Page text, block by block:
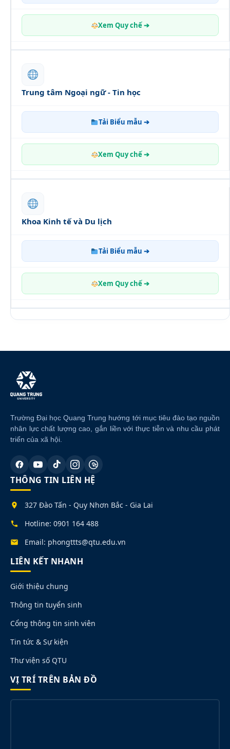
Xem Quy chế ➔
Trung tâm Ngoại ngữ - Tin học
Tải Biểu mẫu ➔
Xem Quy chế ➔
Khoa Kinh tế và Du lịch
Tải Biểu mẫu ➔
Xem Quy chế ➔
Trường Đại học Quang Trung hướng tới mục tiêu đào tạo nguồn
nhân lực chất lượng cao, gắn liền với thực tiễn và nhu cầu phát
triển của xã hội.
THÔNG TIN LIÊN HỆ
327 Đào Tấn - Quy Nhơn Bắc - Gia Lai
Hotline: 0901 164 488
Email: phongttts@qtu.edu.vn
LIÊN KẾT NHANH
Giới thiệu chung
Thông tin tuyển sinh
Cổng thông tin sinh viên
Tin tức & Sự kiện
Thư viện số QTU
VỊ TRÍ TRÊN BẢN ĐỒ